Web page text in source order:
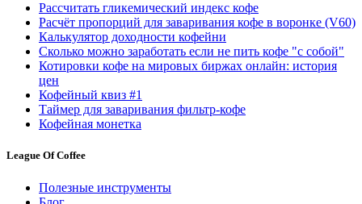
Рассчитать гликемический индекс кофе
Расчёт пропорций для заваривания кофе в воронке (V60)
Калькулятор доходности кофейни
Сколько можно заработать если не пить кофе "с собой"
Котировки кофе на мировых биржах онлайн: история
цен
Кофейный квиз #1
Таймер для заваривания фильтр-кофе
Кофейная монетка
League Of Coffee
Полезные инструменты